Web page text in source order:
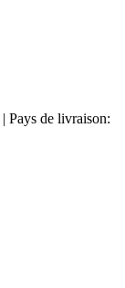
| Pays de livraison: